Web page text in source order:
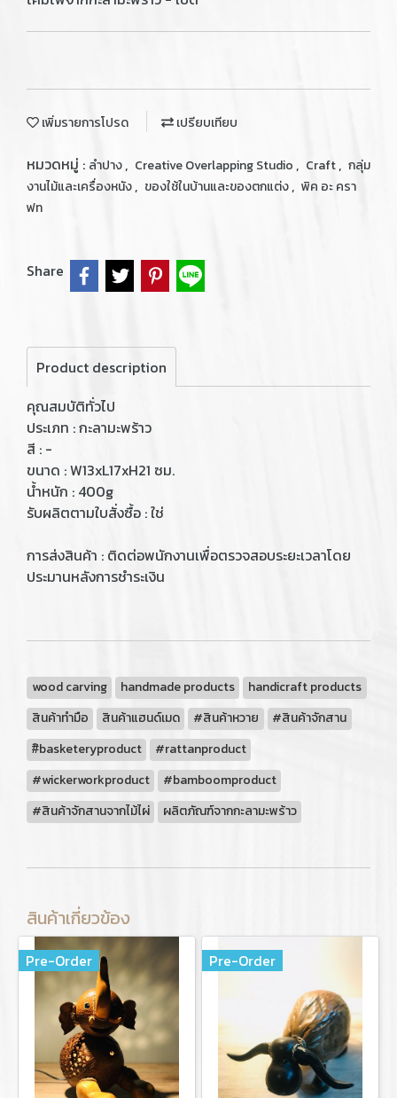
เพิ่มรายการโปรด เปรียบเทียบ
หมวดหมู่ : ลำปาง, Creative Overlapping Studio , Craft, กลุ่ม
งานไม้และเครื่องหนัง, ของใช้ในบ้านและของตกแต่ง, พิค อะ ครา
ฟท
Share
Product description
คุณสมบัติทั่วไป
ประเภท : กะลามะพร้าว
สี : -
ขนาด : W13xL17xH21 ซม.
น้ำหนัก : 400g
รับผลิตตามใบสั่งซื้อ : ใช่
การส่งสินค้า : ติดต่อพนักงานเพื่อตรวจสอบระยะเวลาโดย
ประมานหลังการชำระเงิน
wood carving handmade products
handicraft products
สินค้าทำมือ
สินค้าแฮนด์เมด #สินค้าหวาย
#สินค้าจักสาน
#ิbasketeryproduct
#rattanproduct
#wickerworkproduct
#bamboomproduct
#สินค้าจักสานจากไม้ไผ่
ผลิตภัณฑ์จากกะลามะพร้าว
สินค้าเกี่ยวข้อง
Pre-Order Pre-Order